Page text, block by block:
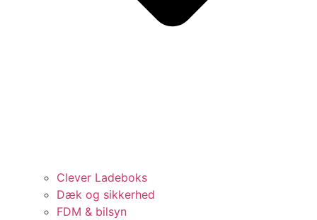
Clever Ladeboks
Dæk og sikkerhed
FDM & bilsyn